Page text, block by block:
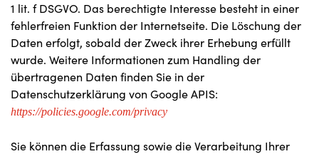
1 lit. f DSGVO. Das berechtigte Interesse besteht in einer
fehlerfreien Funktion der Internetseite. Die Löschung der
Daten erfolgt, sobald der Zweck ihrer Erhebung erfüllt
wurde. Weitere Informationen zum Handling der
übertragenen Daten finden Sie in der
Datenschutzerklärung von Google APIS:
https://policies.google.com/privacy
Sie können die Erfassung sowie die Verarbeitung Ihrer